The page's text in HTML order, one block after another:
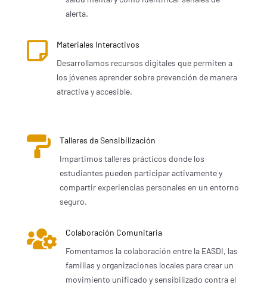
alerta.

Materiales Interactivos
Desarrollamos recursos digitales que permiten a
los jóvenes aprender sobre prevención de manera
atractiva y accesible.

Talleres de Sensibilización
Impartimos talleres prácticos donde los
estudiantes pueden participar activamente y
compartir experiencias personales en un entorno
seguro.

Colaboración Comunitaria
Fomentamos la colaboración entre la EASDI, las
familias y organizaciones locales para crear un
movimiento unificado y sensibilizado contra el